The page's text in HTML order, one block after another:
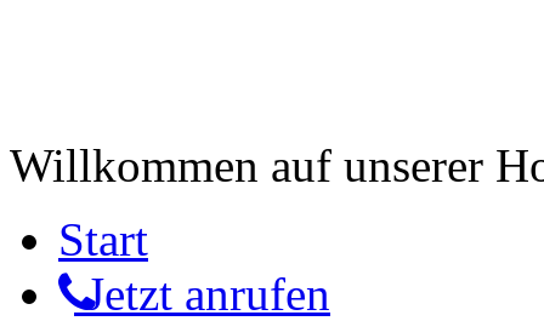
Willkommen auf unserer
Start
Jetzt anrufen